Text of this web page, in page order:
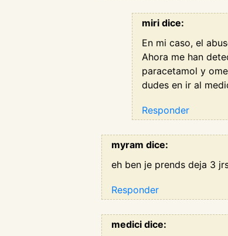
miri dice:
En mi caso, el
Ahora me han
paracetamol y
dudes en ir al
Responder
myram dice:
eh ben je prends deja 3
Responder
medici dice: